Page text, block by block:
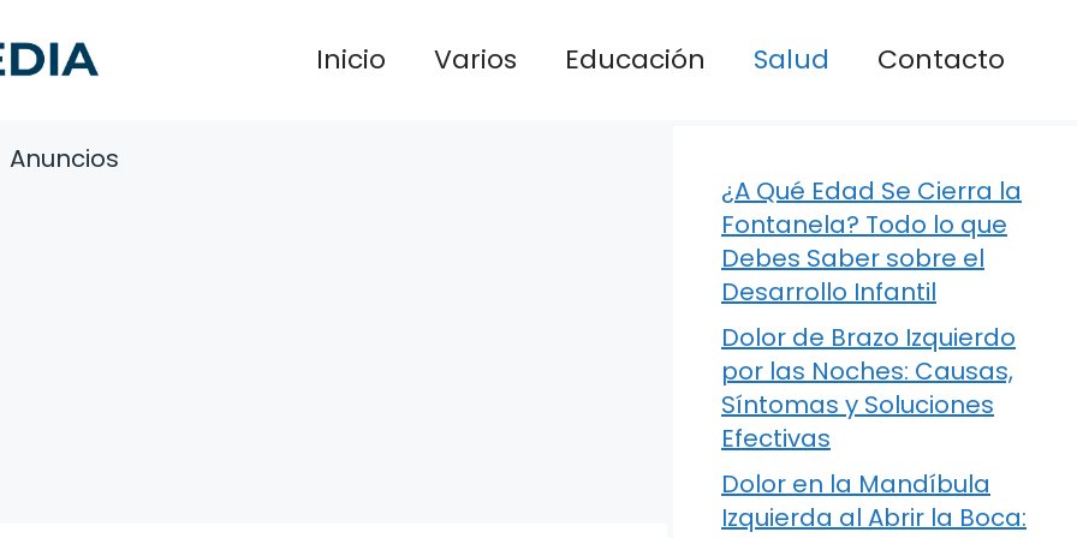
Inicio Varios Educación Salud Contacto
Anuncios
¿A Qué Edad Se Cierra la
Fontanela? Todo lo que
Debes Saber sobre el
Desarrollo Infantil
Dolor de Brazo Izquierdo
por las Noches: Causas,
Síntomas y Soluciones
Efectivas
Dolor en la Mandíbula
Izquierda al Abrir la Boca: